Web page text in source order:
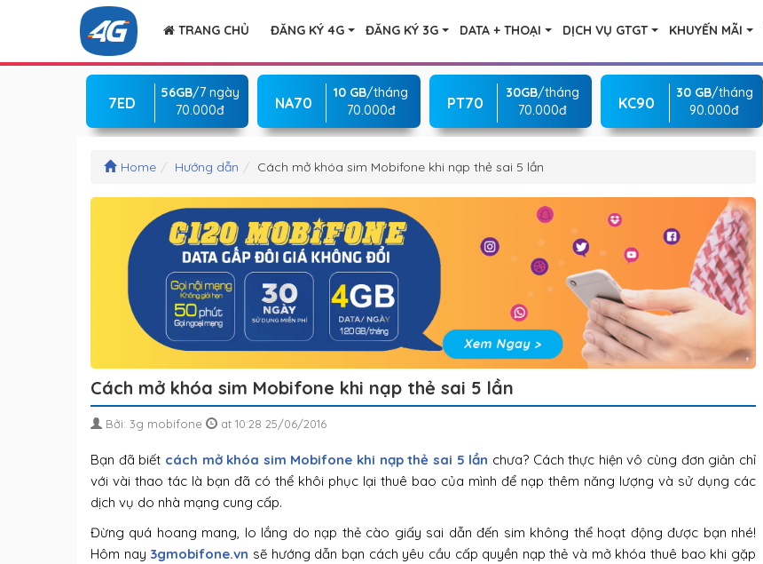
TRANG CHỦ ĐĂNG KÝ 4G ĐĂNG KÝ 3G DATA + THOẠI DỊCH VỤ GTGT KHUYẾN MÃI
7ED
56GB/7 ngày
70.000đ
NA70
10 GB/tháng
70.000đ
PT70
30GB/tháng
70.000đ
KC90
30 GB/tháng
90.000đ
Home Hướng dẫn Cách mở khóa sim Mobifone khi nạp thẻ sai 5 lần
Cách mở khóa sim Mobifone khi nạp thẻ sai 5 lần
Bởi: 3g mobifone at 10:28 25/06/2016
Bạn đã biết cách mở khóa sim Mobifone khi nạp thẻ sai 5 lần chưa? Cách thực hiện vô cùng đơn giản chỉ
với vài thao tác là bạn đã có thể khôi phục lại thuê bao của mình để nạp thêm năng lượng và sử dụng các
dịch vụ do nhà mạng cung cấp.
Đừng quá hoang mang, lo lắng do nạp thẻ cào giấy sai dẫn đến sim không thể hoạt động được bạn nhé!
Hôm nay 3gmobifone.vn sẽ hướng dẫn bạn cách yêu cầu cấp quyền nạp thẻ và mở khóa thuê bao khi gặp